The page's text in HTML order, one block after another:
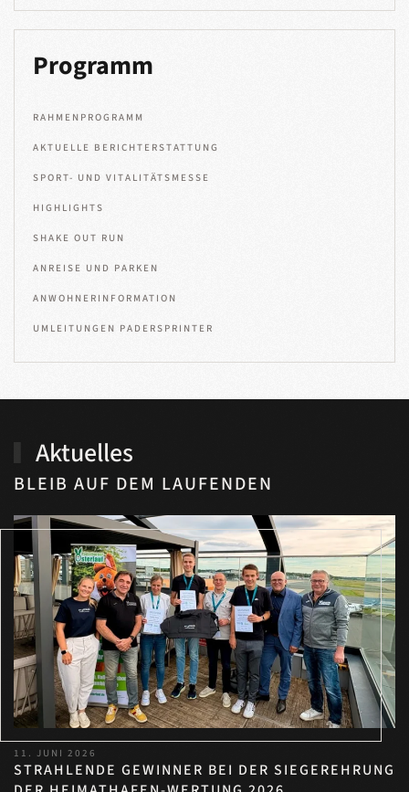
Programm
RAHMENPROGRAMM
AKTUELLE BERICHTERSTATTUNG
SPORT- UND VITALITÄTSMESSE
HIGHLIGHTS
SHAKE OUT RUN
ANREISE UND PARKEN
ANWOHNERINFORMATION
UMLEITUNGEN PADERSPRINTER
Aktuelles
BLEIB AUF DEM LAUFENDEN
11. JUNI 2026
STRAHLENDE GEWINNER BEI DER SIEGEREHRUNG